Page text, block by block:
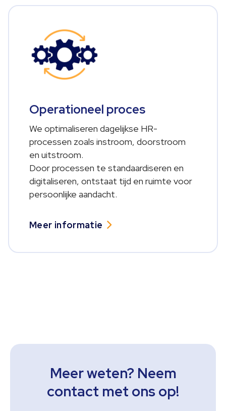
Operationeel proces
We optimaliseren dagelijkse HR-
processen zoals instroom, doorstroom
en uitstroom.
Door processen te standaardiseren en
digitaliseren, ontstaat tijd en ruimte voor
persoonlijke aandacht.
Meer informatie
Meer weten? Neem
contact met ons op!